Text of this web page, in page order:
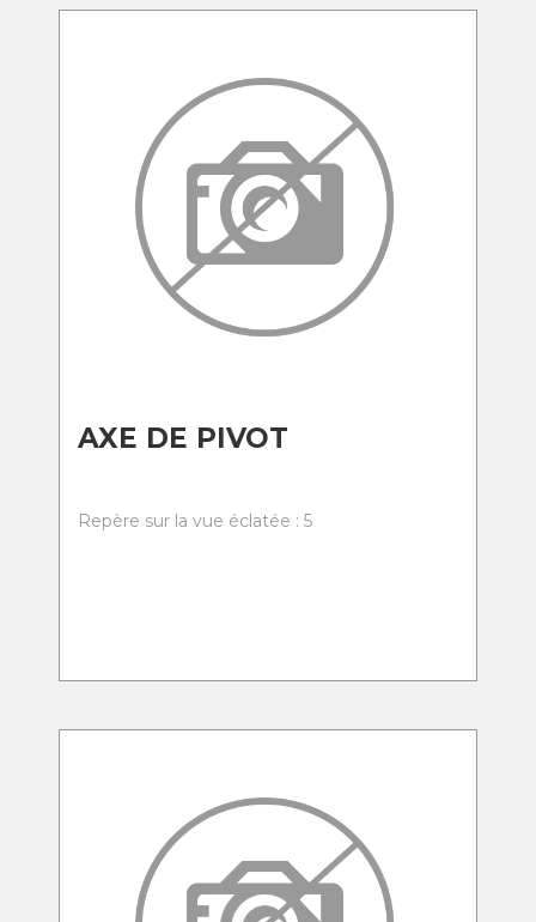
AXE DE PIVOT
Repère sur la vue éclatée : 5